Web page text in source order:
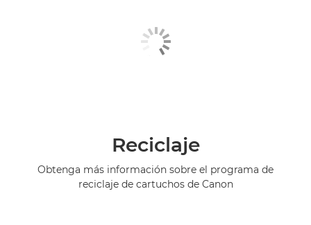
Reciclaje
Obtenga más información sobre el programa de
reciclaje de cartuchos de Canon